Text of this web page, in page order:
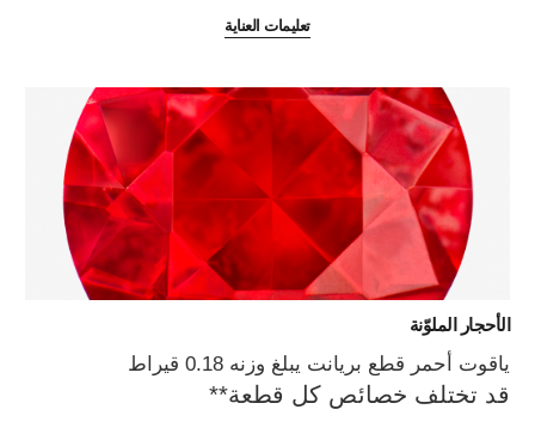
تعليمات العناية
الأحجار الملوّنة
ياقوت أحمر قطع بريانت يبلغ وزنه 0.18 قيراط
قد تختلف خصائص كل قطعة**